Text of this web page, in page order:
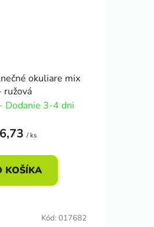
okuliare mix
ružová
Dodanie 3-4 dni
/ ks
KOŠÍKA
Kód: 017682